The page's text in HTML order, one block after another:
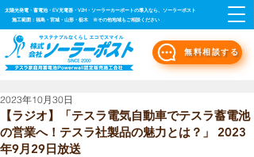
無料相談する
太陽光発電・蓄電池・EV充電器・V2H・ソーラーカーポートの導入なら、ソーラーポスト
施工範囲：福島・宮城・山形・栃木 ※その他地域もご相談ください
【ラジオ】「テスラ電気自動車でテスラ蓄電池
の営業へ！テスラ社製品の魅力とは？」 2023
年9月29日放送
2023年10月30日